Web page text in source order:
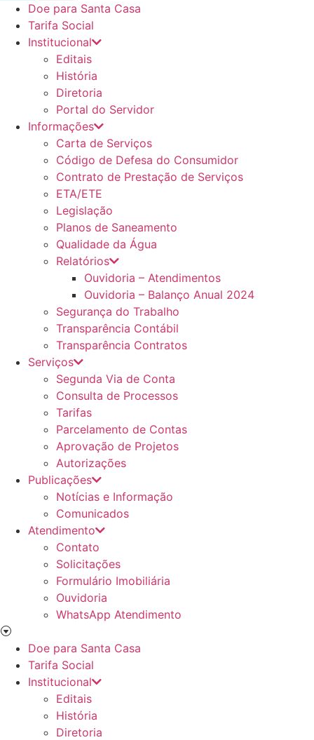
Doe para Santa Casa
Tarifa Social
Institucional
Editais
História
Diretoria
Portal do Servidor
Informações
Carta de Serviços
Código de Defesa do Consumidor
Contrato de Prestação de Serviços
ETA/ETE
Legislação
Planos de Saneamento
Qualidade da Água
Relatórios
Ouvidoria – Atendimentos
Ouvidoria – Balanço Anual 2024
Segurança do Trabalho
Transparência Contábil
Transparência Contratos
Serviços
Segunda Via de Conta
Consulta de Processos
Tarifas
Parcelamento de Contas
Aprovação de Projetos
Autorizações
Publicações
Notícias e Informação
Comunicados
Atendimento
Contato
Solicitações
Formulário Imobiliária
Ouvidoria
WhatsApp Atendimento
Doe para Santa Casa
Tarifa Social
Institucional
Editais
História
Diretoria